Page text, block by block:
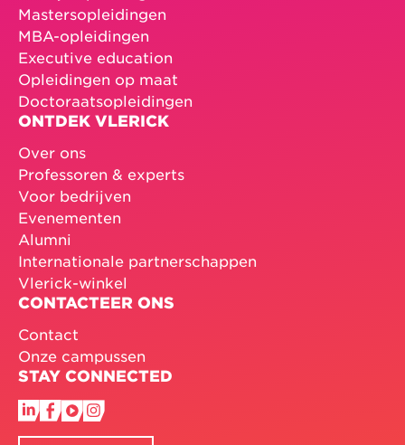
Mastersopleidingen
MBA-opleidingen
Executive education
Opleidingen op maat
Doctoraatsopleidingen
ONTDEK VLERICK
Over ons
Professoren & experts
Voor bedrijven
Evenementen
Alumni
Internationale partnerschappen
Vlerick-winkel
CONTACTEER ONS
Contact
Onze campussen
STAY CONNECTED